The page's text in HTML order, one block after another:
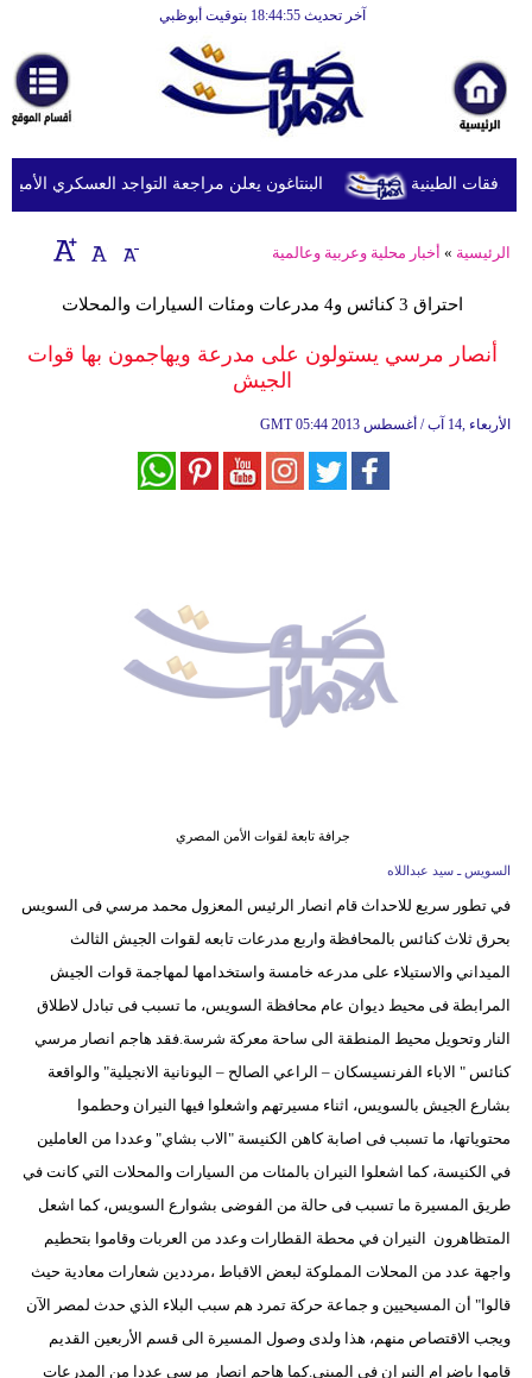
آخر تحديث 18:44:55 بتوقيت أبوظبي
أخبارعاجلة
رياضة
ثقافة
إقتصاد
أزياء
وتكنولوجيا
مدوَّنات
أبراج
فيديو
سيارات
البنتاغون يعلن مراجعة التواجد العسكري
الرئيسية » أخبار محلية وعربية وعالمية
احتراق 3 كنائس و4 مدرعات ومئات السيارات والمحلات
أنصار مرسي يستولون على مدرعة ويهاجمون بها قوات
الجيش
GMT 05:44 2013 الأربعاء ,14 آب / أغسطس
جرافة تابعة لقوات الأمن المصري
السويس ـ سيد عبداللاه
في تطور سريع للاحداث قام انصار الرئيس المعزول محمد مرسي فى السويس
بحرق ثلاث كنائس بالمحافظة واربع مدرعات تابعه لقوات الجيش الثالث
الميداني والاستيلاء على مدرعه خامسة واستخدامها لمهاجمة قوات الجيش
المرابطة فى محيط ديوان عام محافظة السويس، ما تسبب فى تبادل لاطلاق
النار وتحويل محيط المنطقة الى ساحة معركة شرسة.فقد هاجم انصار مرسي
كنائس " الاباء الفرنسيسكان – الراعي الصالح – اليونانية الانجيلية" والواقعة
بشارع الجيش بالسويس، اثناء مسيرتهم واشعلوا فيها النيران وحطموا
محتوياتها، ما تسبب فى اصابة كاهن الكنيسة "الاب بشاي" وعددا من العاملين
في الكنيسة، كما اشعلوا النيران بالمئات من السيارات والمحلات التي كانت في
طريق المسيرة ما تسبب فى حالة من الفوضى بشوارع السويس، كما اشعل
المتظاهرون النيران في محطة القطارات وعدد من العربات وقاموا بتحطيم
واجهة عدد من المحلات المملوكة لبعض الاقباط ،مرددين شعارات معادية حيث
قالوا" أن المسيحيين و جماعة حركة تمرد هم سبب البلاء الذي حدث لمصر الآن
ويجب الاقتصاص منهم، هذا ولدى وصول المسيرة الى قسم الأربعين القديم
قاموا بإضرام النيران في المبنى.كما هاجم انصار مرسي عددا من المدرعات